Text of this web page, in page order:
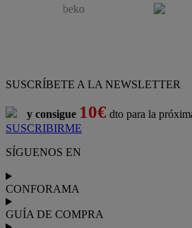
SUSCRÍBETE A LA NEWSLETTER
y consigue 10€ dto para la
SUSCRIBIRME
SÍGUENOS EN
CONFORAMA
GUÍA DE COMPRA